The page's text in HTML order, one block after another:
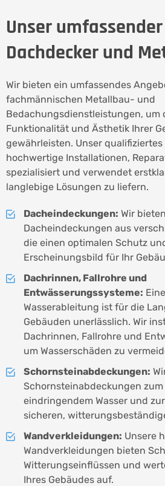
Unser
Dachdecker und
Wir bieten ein umfassendes
fachmännischen Metallbau- und
Bedachungsdienstleistungen, um
Funktionalität und Ästhetik Ihrer
gewährleisten. Unser qualifiziertes
hochwertige Installationen,
spezialisiert und verwendet
langlebige Lösungen zu liefern.
Dacheindeckungen: Wir
Dacheindeckungen aus
die einen optimalen Schutz
Erscheinungsbild für Ihr
Dachrinnen, Fallrohre und
Entwässerungssysteme:
Wasserableitung ist für die
Gebäuden unerlässlich. Wir
Dachrinnen, Fallrohre und
um Wasserschäden zu
Schornsteinabdeckungen:
Schornsteinabdeckungen
eindringendem Wasser und
sicheren,
Wandverkleidungen: Unsere
Wandverkleidungen bieten
Witterungseinflüssen und
Ihres Gebäudes auf.